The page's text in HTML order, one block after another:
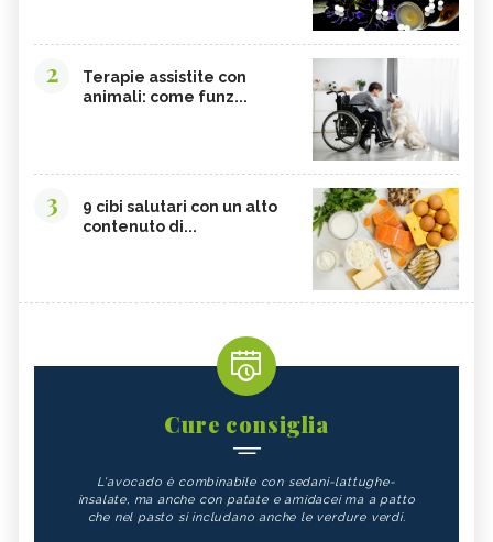
2
Terapie assistite con
animali: come funz...
3
9 cibi salutari con un alto
contenuto di...
Cure consiglia
L'avocado è combinabile con sedani-lattughe-
insalate, ma anche con patate e amidacei ma a patto
che nel pasto si includano anche le verdure verdi.